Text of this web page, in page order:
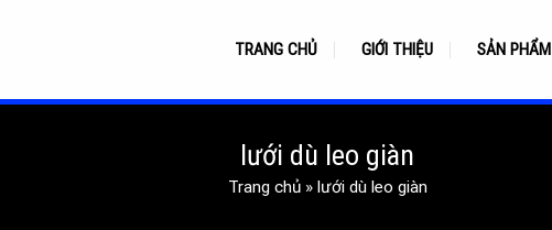
TRANG CHỦ GIỚI THIỆU SẢN PHẨM
lưới dù leo giàn
Trang chủ» lưới dù leo giàn